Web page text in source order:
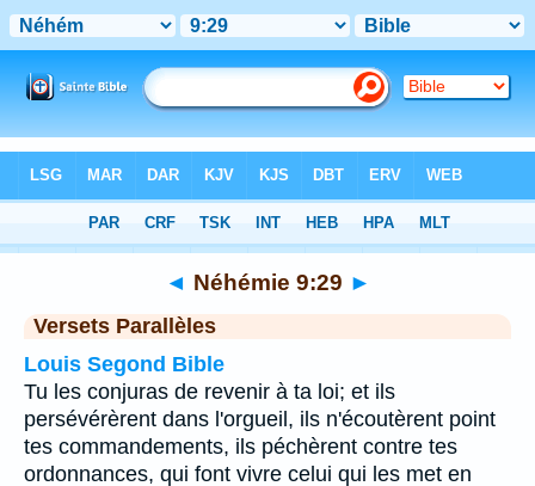
Chapitre 9 > Verset 29
◄ Néhémie 9:29 ►
Versets Parallèles
Louis Segond Bible
Tu les conjuras de revenir à ta loi; et ils
persévérèrent dans l'orgueil, ils n'écoutèrent point
tes commandements, ils péchèrent contre tes
ordonnances, qui font vivre celui qui les met en